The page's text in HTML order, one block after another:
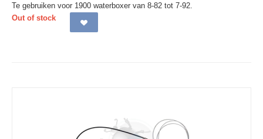
Te gebruiken voor 1900 waterboxer van 8-82 tot 7-92.
Out of stock